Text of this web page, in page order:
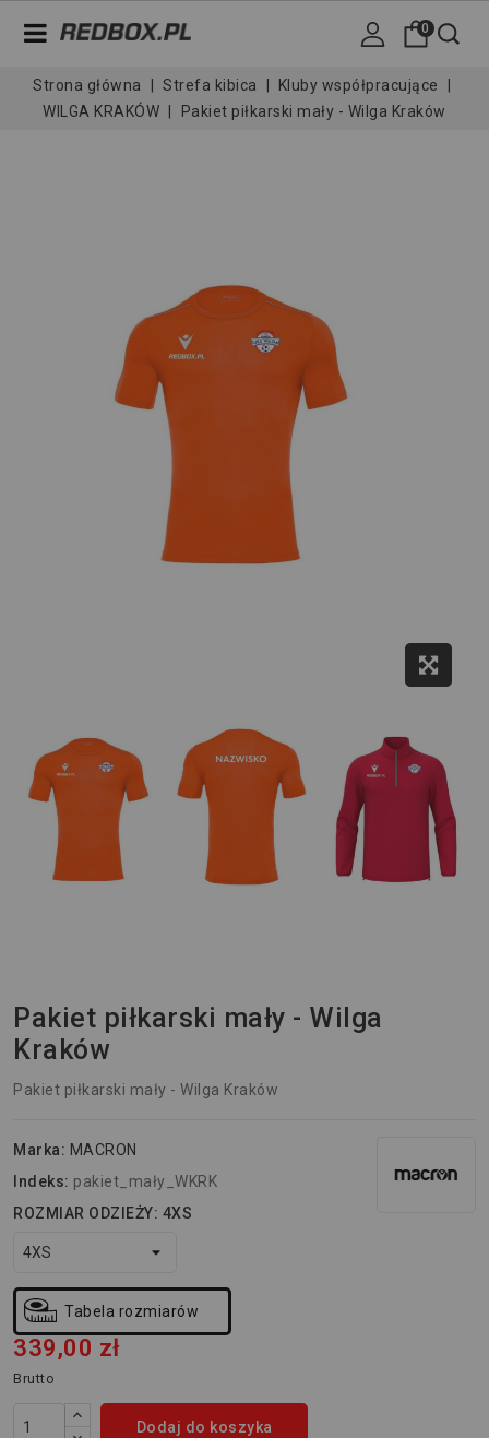
0
Strona główna Strefa kibica
Kluby współpracujące
WILGA KRAKÓW
Pakiet piłkarski mały - Wilga Kraków
Pakiet piłkarski mały - Wilga
Kraków
Pakiet piłkarski mały - Wilga Kraków
Marka: MACRON
Indeks: pakiet_mały_WKRK
ROZMIAR ODZIEŻY: 4XS
Tabela rozmiarów
339,00 zł
Brutto
Dodaj do koszyka